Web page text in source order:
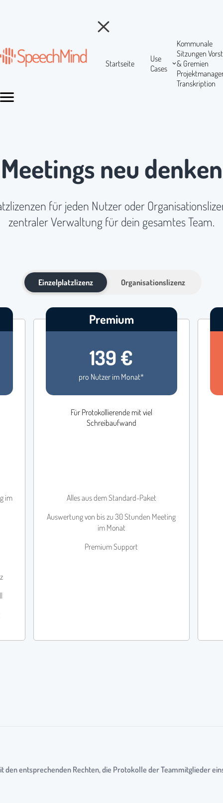
Startseite
Use
Cases
Kommunale
Sitzungen
& Gremien
Transkription
Meetings neu denken
für jeden Nutzer oder
zentraler Verwaltung für dein gesamtes Team.
Einzelplatzlizenz Organisationslizenz
im
Premium
139 €
pro Nutzer im Monat*
Für Protokollierende mit viel
Schreibaufwand
Alles aus dem Standard-Paket
Auswertung von bis zu 30 Stunden Meeting
im Monat
Premium Support
den entsprechenden Rechten, die Protokolle der Teammitglieder